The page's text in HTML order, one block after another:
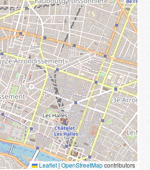
Leaflet | OpenStreetMapcontributors